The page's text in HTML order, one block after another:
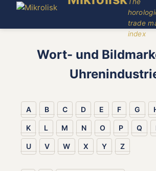
trade
index
Wort- und
A B C D E F G
K L M N O P Q
U V W X Y Z